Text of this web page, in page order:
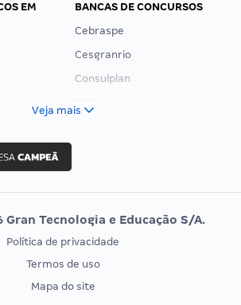
EM
BANCAS DE CONCURSOS
Cebraspe
Cesgranrio
Consulplan
Vunesp
EXAME DE ORDEM
Veja mais
Gran Tecnologia e Educação S/A.
Política de privacidade
Termos de uso
Mapa do site